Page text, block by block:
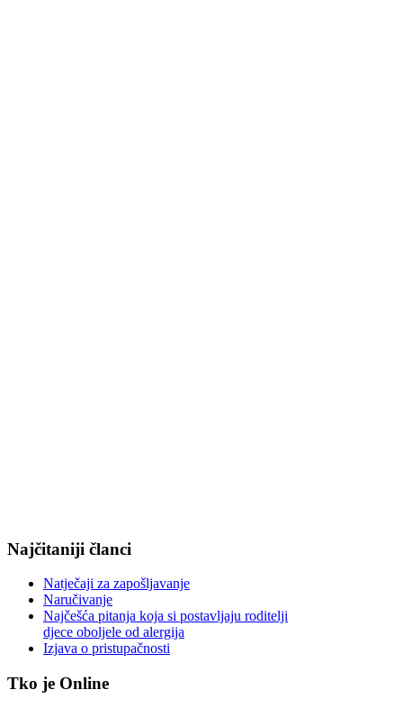
Najčitaniji članci
Natječaji za zapošljavanje
Naručivanje
Najčešća pitanja koja si postavljaju roditelji
djece oboljele od alergija
Izjava o pristupačnosti
Tko je Online